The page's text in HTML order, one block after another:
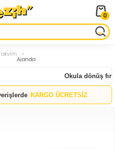
0
Ajanda
Okula dönüş
KARGO ÜCRETSİZ